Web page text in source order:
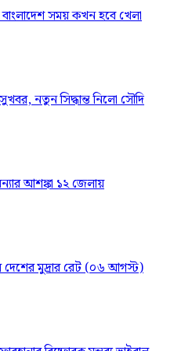
বাংলাদেশ সময় কখন হবে খেলা
নতুন সিদ্ধান্ত নিলো সৌদি
আশঙ্কা ১২ জেলায়
মুদ্রার রেট (০৬ আগস্ট)